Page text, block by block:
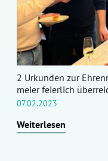
2 Urkunden zur
meier feierlich
07.02.2023
Weiterlesen